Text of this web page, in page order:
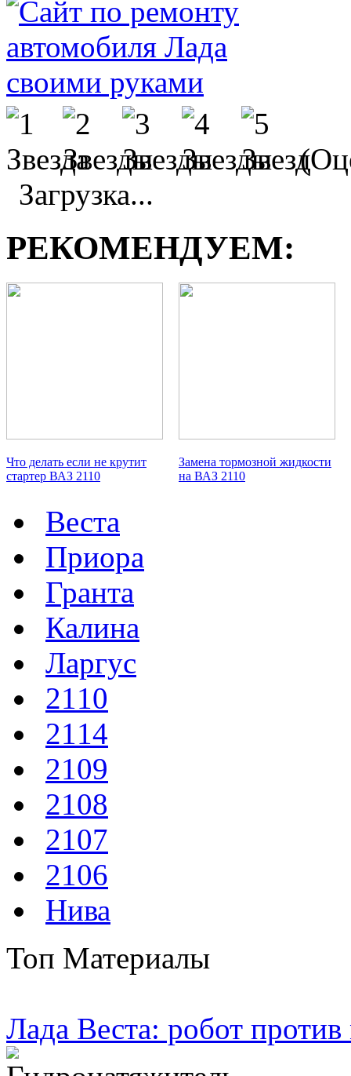
Загрузка...
РЕКОМЕНДУЕМ:
Что делать если не крутит
стартер ВАЗ 2110
Замена тормозной жидкости
на ВАЗ 2110
Веста
Приора
Гранта
Калина
Ларгус
2110
2114
2109
2108
2107
2106
Нива
Топ Материалы
Лада Веста: робот